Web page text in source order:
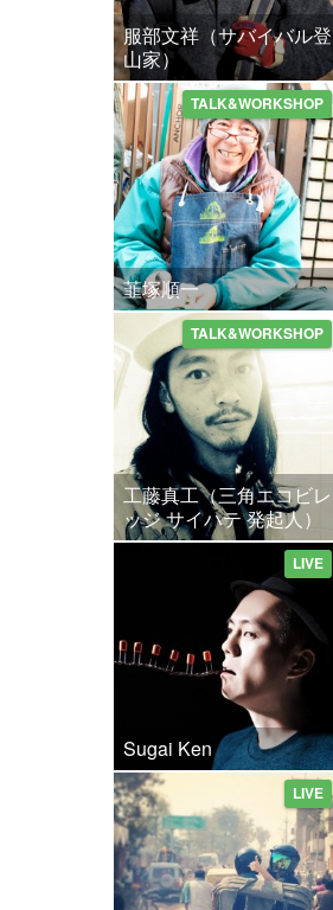
服部文祥（サバイバル登
山家）
韮塚順一
TALK&WORKSHOP
工藤真工（三角エコビレ
ッジ サイハテ 発起人）
TALK&WORKSHOP
Sugai Ken
LIVE
LIVE